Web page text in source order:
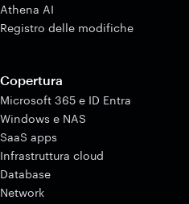
Athena AI
Registro delle modifiche
Copertura
Microsoft 365 e ID Entra
Windows e NAS
SaaS apps
Infrastruttura cloud
Database
Network